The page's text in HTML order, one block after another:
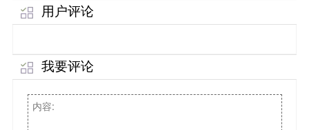
用户评论
我要评论